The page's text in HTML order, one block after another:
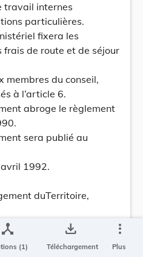
travail internes
particulières.
fixera les
frais de route et de séjour
membres du conseil,
à l’article 6.
abroge le règlement
sera publié au
1992.
duTerritoire,
14 avril 1992
l’organisation et le
device_hub
(1)
save_alt
Téléchargement
more_vert
Plus